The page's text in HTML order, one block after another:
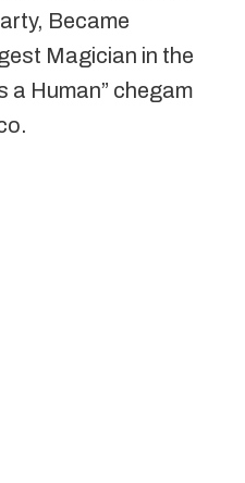
Became
Magician in the
a Human” chegam